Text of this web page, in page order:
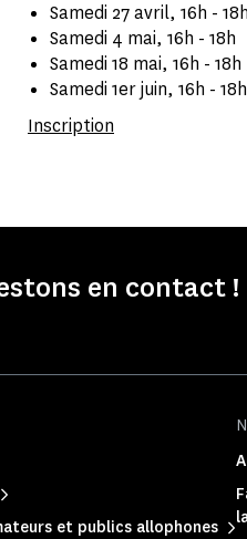
Samedi 27 avril, 16h - 18h
Samedi 4 mai, 16h - 18h
Samedi 18 mai, 16h - 18h
Samedi 1er juin, 16h - 18h
Inscription
en contact !
et publics allophones